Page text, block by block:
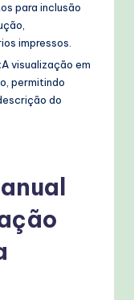
para inclusão
impressos.
A visualização em
permitindo
do